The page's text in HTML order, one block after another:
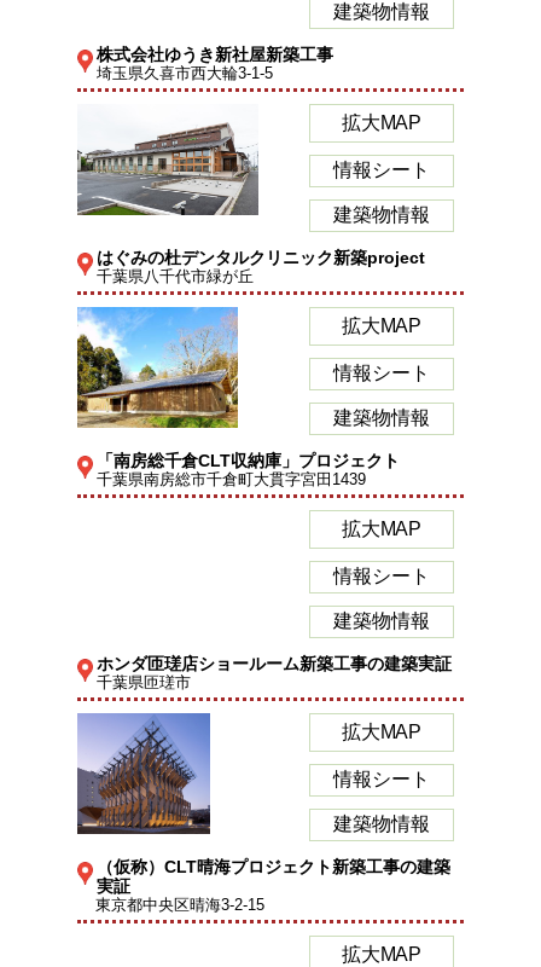
建築物情報
株式会社ゆうき新社屋新築工事
埼玉県久喜市西大輪3-1-5
拡大MAP
情報シート
建築物情報
はぐみの杜デンタルクリニック新築project
千葉県八千代市緑が丘
拡大MAP
情報シート
建築物情報
「南房総千倉CLT収納庫」プロジェクト
千葉県南房総市千倉町大貫字宮田1439
拡大MAP
情報シート
建築物情報
ホンダ匝瑳店ショールーム新築工事の建築実証
千葉県匝瑳市
拡大MAP
情報シート
建築物情報
（仮称）CLT晴海プロジェクト新築工事の建築
実証
東京都中央区晴海3-2-15
拡大MAP